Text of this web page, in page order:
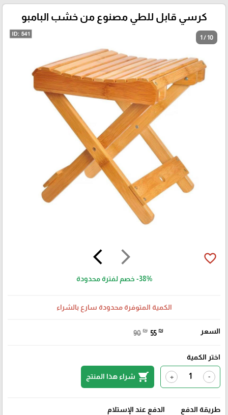
كرسي قابل للطي مصنوع من خشب البامبو
1 / 10
arrow_forward_ios
arrow_back_ios favorite_border
-38% خصم لفترة محدودة
الكمية المتوفرة محدودة سارع بالشراء
السعر 90 ₪ 55 ₪
اختر الكمية
-
+
shopping_cart شراء هذا المنتج
طريقة الدفع
الدفع عند الإستلام